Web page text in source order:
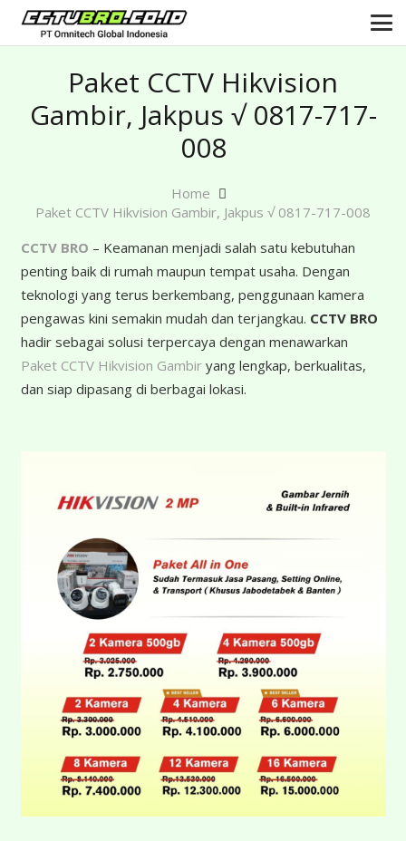
Paket CCTV Hikvision
Gambir, Jakpus √ 0817-717-
008
Home
Paket CCTV Hikvision Gambir, Jakpus √ 0817-717-008
CCTV BRO – Keamanan menjadi salah satu kebutuhan
penting baik di rumah maupun tempat usaha. Dengan
teknologi yang terus berkembang, penggunaan kamera
pengawas kini semakin mudah dan terjangkau. CCTV BRO
hadir sebagai solusi terpercaya dengan menawarkan
Paket CCTV Hikvision Gambiryang lengkap, berkualitas,
dan siap dipasang di berbagai lokasi.